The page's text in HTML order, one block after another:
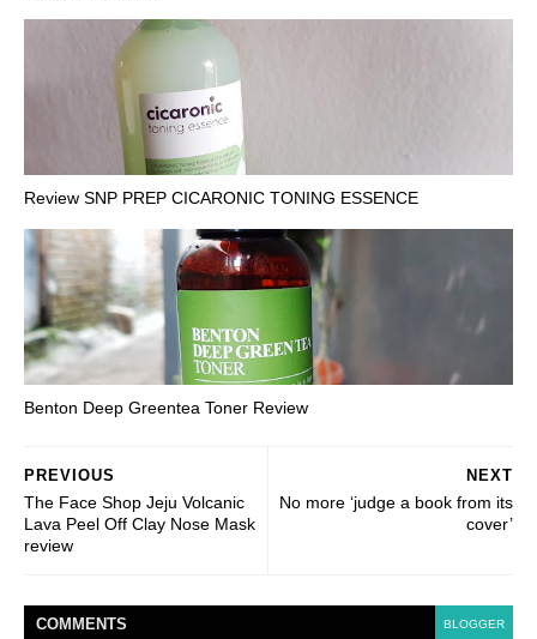
Review SNP PREP CICARONIC TONING ESSENCE
Benton Deep Greentea Toner Review
NEXT
No more ‘judge a book from its
cover’
PREVIOUS
The Face Shop Jeju Volcanic
Lava Peel Off Clay Nose Mask
review
COMMENTS BLOGGER